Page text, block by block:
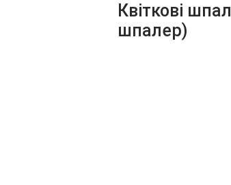
Квіткові
шпалер)